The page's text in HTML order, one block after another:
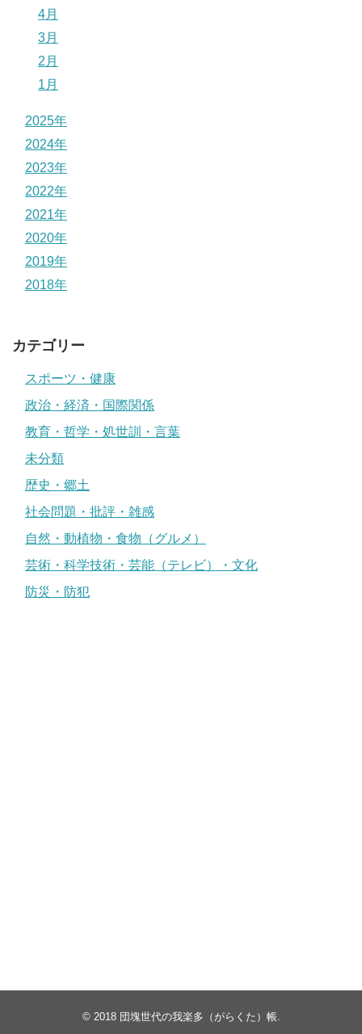
4月
3月
2月
1月
2025年
2024年
2023年
2022年
2021年
2020年
2019年
2018年
カテゴリー
スポーツ・健康
政治・経済・国際関係
教育・哲学・処世訓・言葉
未分類
歴史・郷土
社会問題・批評・雑感
自然・動植物・食物（グルメ）
芸術・科学技術・芸能（テレビ）・文化
防災・防犯
© 2018 団塊世代の我楽多（がらくた）帳.